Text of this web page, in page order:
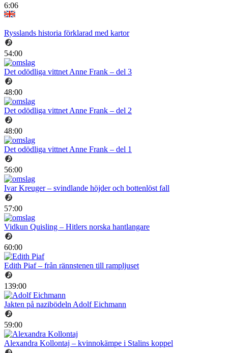
6:06
Rysslands historia förklarad med kartor
54:00
Det odödliga vittnet Anne Frank – del 3
48:00
Det odödliga vittnet Anne Frank – del 2
48:00
Det odödliga vittnet Anne Frank – del 1
56:00
Ivar Kreuger – svindlande höjder och bottenlöst fall
57:00
Vidkun Quisling – Hitlers norska hantlangare
60:00
Edith Piaf – från rännstenen till rampljuset
139:00
Jakten på nazibödeln Adolf Eichmann
59:00
Alexandra Kollontaj – kvinnokämpe i Stalins koppel